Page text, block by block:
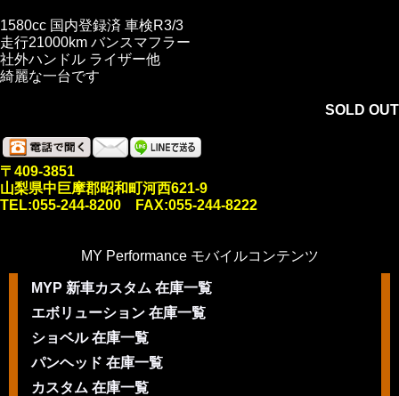
1580cc 国内登録済 車検R3/3
走行21000km バンスマフラー
社外ハンドル ライザー他
綺麗な一台です
SOLD OUT
〒409-3851
山梨県中巨摩郡昭和町河西621-9
TEL:055-244-8200 FAX:055-244-8222
MY Performance モバイルコンテンツ
MYP 新車カスタム 在庫一覧
エボリューション 在庫一覧
ショベル 在庫一覧
パンヘッド 在庫一覧
カスタム 在庫一覧